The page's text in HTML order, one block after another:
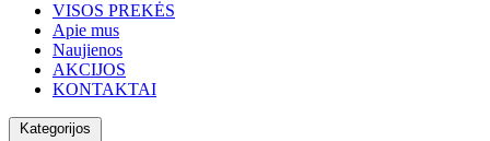
VISOS PREKĖS
Apie mus
Naujienos
AKCIJOS
KONTAKTAI
Kategorijos